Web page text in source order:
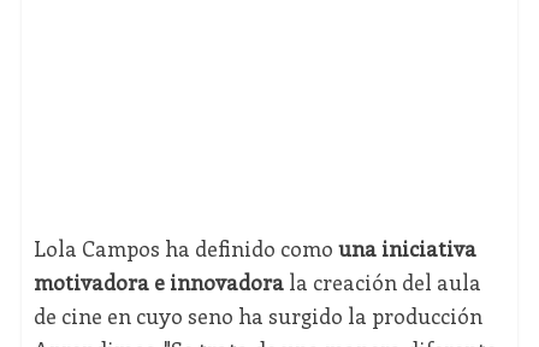
Lola Campos ha definido como una iniciativa
motivadora e innovadorala creación del aula
de cine en cuyo seno ha surgido la producción